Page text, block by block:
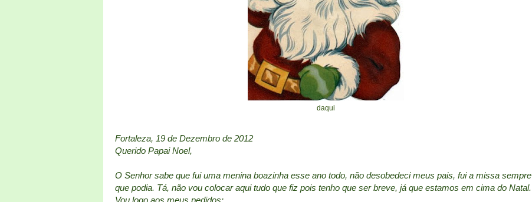
daqui
Fortaleza, 19 de Dezembro de 2012
Querido Papai Noel,
O Senhor sabe que fui uma menina boazinha esse ano todo, não desobedeci meus pais, fui a missa sempre
que podia. Tá, não vou colocar aqui tudo que fiz pois tenho que ser breve, já que estamos em cima do Natal.
Vou logo aos meus pedidos: